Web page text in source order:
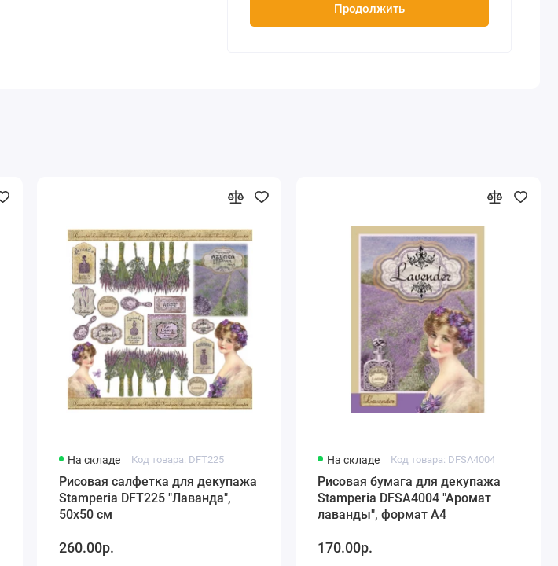
Продолжить
На складе Код товара: DFT225
Рисовая салфетка для декупажа
Stamperia DFT225 "Лаванда",
50х50 см
260.00р.
На складе Код товара: DFSA4004
Рисовая бумага для декупажа
Stamperia DFSA4004 "Аромат
лаванды", формат А4
170.00р.